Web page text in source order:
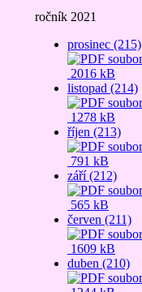
ročník 2021
prosinec (215)
2016 kB
listopad (214)
1278 kB
říjen (213)
791 kB
září (212)
565 kB
červen (211)
1609 kB
duben (210)